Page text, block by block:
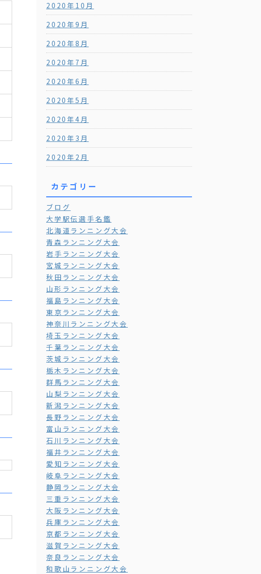
2020年10月
2020年9月
2020年8月
2020年7月
2020年6月
2020年5月
2020年4月
2020年3月
2020年2月
カテゴリー
ブログ
大学駅伝選手名鑑
北海道ランニング大会
青森ランニング大会
岩手ランニング大会
宮城ランニング大会
秋田ランニング大会
山形ランニング大会
福島ランニング大会
東京ランニング大会
神奈川ランニング大会
埼玉ランニング大会
千葉ランニング大会
茨城ランニング大会
栃木ランニング大会
群馬ランニング大会
山梨ランニング大会
新潟ランニング大会
長野ランニング大会
富山ランニング大会
石川ランニング大会
福井ランニング大会
愛知ランニング大会
岐阜ランニング大会
静岡ランニング大会
三重ランニング大会
大阪ランニング大会
兵庫ランニング大会
京都ランニング大会
滋賀ランニング大会
奈良ランニング大会
和歌山ランニング大会